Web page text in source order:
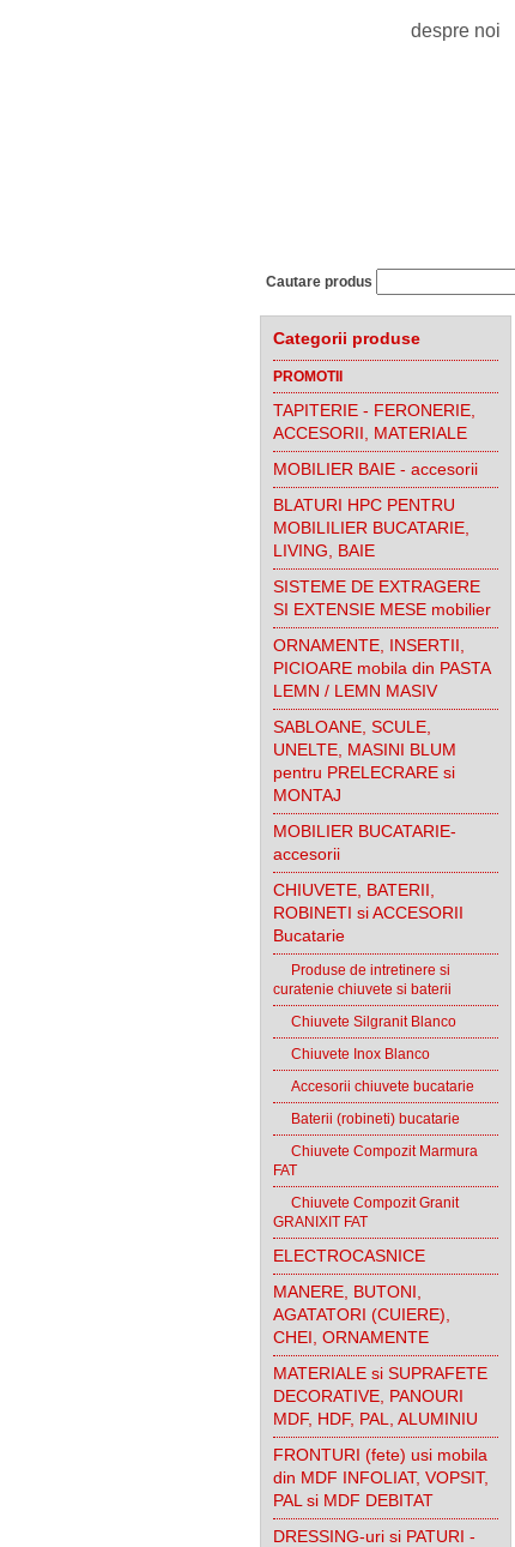
despre noi
Cautare produs
Categorii produse
PROMOTII
TAPITERIE - FERONERIE,
ACCESORII, MATERIALE
MOBILIER BAIE - accesorii
BLATURI HPC PENTRU
MOBILILIER BUCATARIE,
LIVING, BAIE
SISTEME DE EXTRAGERE
SI EXTENSIE MESE mobilier
ORNAMENTE, INSERTII,
PICIOARE mobila din PASTA
LEMN / LEMN MASIV
SABLOANE, SCULE,
UNELTE, MASINI BLUM
pentru PRELECRARE si
MONTAJ
MOBILIER BUCATARIE-
accesorii
CHIUVETE, BATERII,
ROBINETI si ACCESORII
Bucatarie
Produse de intretinere si
curatenie chiuvete si baterii
Chiuvete Silgranit Blanco
Chiuvete Inox Blanco
Accesorii chiuvete bucatarie
Baterii (robineti) bucatarie
Chiuvete Compozit Marmura
FAT
Chiuvete Compozit Granit
GRANIXIT FAT
ELECTROCASNICE
MANERE, BUTONI,
AGATATORI (CUIERE),
CHEI, ORNAMENTE
MATERIALE si SUPRAFETE
DECORATIVE, PANOURI
MDF, HDF, PAL, ALUMINIU
FRONTURI (fete) usi mobila
din MDF INFOLIAT, VOPSIT,
PAL si MDF DEBITAT
DRESSING-uri si PATURI -